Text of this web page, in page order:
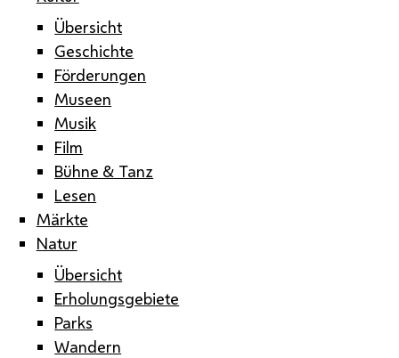
Übersicht
Geschichte
Förderungen
Museen
Musik
Film
Bühne & Tanz
Lesen
Märkte
Natur
Übersicht
Erholungsgebiete
Parks
Wandern